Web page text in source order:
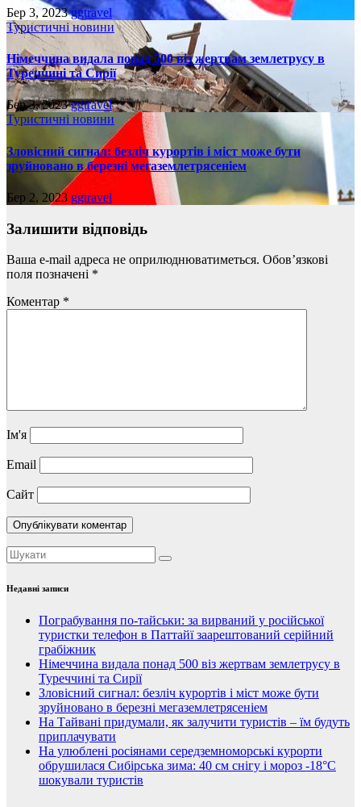
Бер 3, 2023ggtravel
Туристичні новини
Німеччина видала понад 500 віз жертвам землетрусу в
Туреччині та Сирії
Бер 3, 2023ggtravel
Туристичні новини
Зловісний сигнал: безліч курортів і міст може бути
зруйновано в березні мегаземлетрясеніем
Бер 2, 2023 ggtravel
Залишити відповідь
Ваша e-mail адреса не оприлюднюватиметься. Обов’язкові
поля позначені *
Коментар *
Ім'я
Email
Сайт
Недавні записи
Пограбування по-тайськи: за вирваний у російської
туристки телефон в Паттайї заарештований серійний
грабіжник
Німеччина видала понад 500 віз жертвам землетрусу в
Туреччині та Сирії
Зловісний сигнал: безліч курортів і міст може бути
зруйновано в березні мегаземлетрясеніем
На Тайвані придумали, як залучити туристів – їм будуть
приплачувати
На улюблені росіянами середземноморські курорти
обрушилася Сибірська зима: 40 см снігу і мороз -18°C
шокували туристів